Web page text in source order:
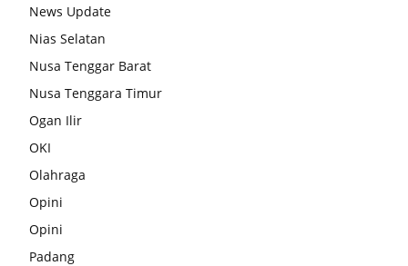
News Update
Nias Selatan
Nusa Tenggar Barat
Nusa Tenggara Timur
Ogan Ilir
OKI
Olahraga
Opini
Opini
Padang